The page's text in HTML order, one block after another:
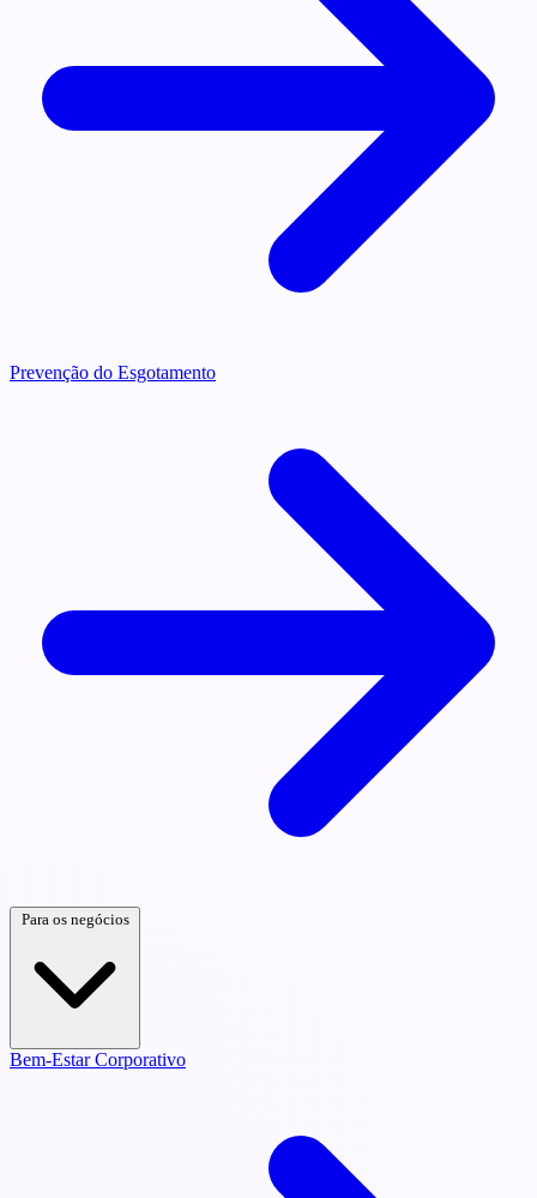
Prevenção do Esgotamento
Para os negócios
Bem-Estar Corporativo